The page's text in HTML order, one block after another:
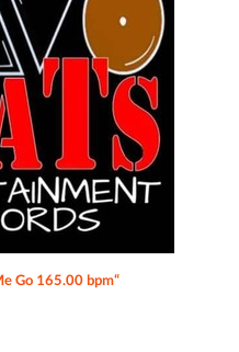
Go 165.00 bpm“